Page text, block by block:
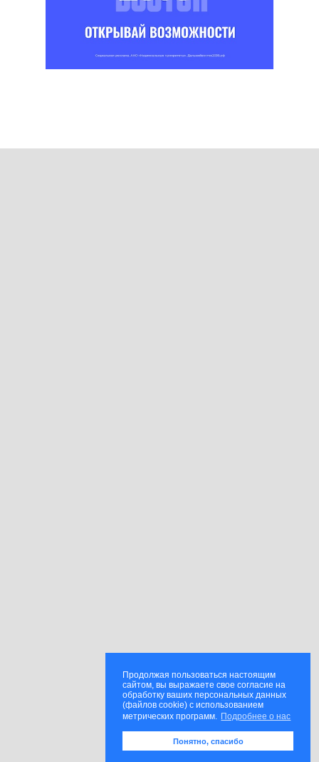
Продолжая пользоваться настоящим
сайтом, вы выражаете свое согласие на
обработку ваших персональных данных
(файлов cookie) с использованием
метрических программ. Подробнее о нас
Понятно, спасибо